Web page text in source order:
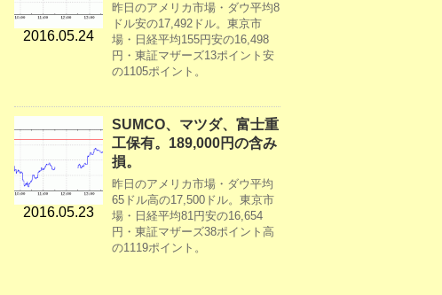
2016.05.24
昨日のアメリカ市場・ダウ平均8
ドル安の17,492ドル。東京市
場・日経平均155円安の16,498
円・東証マザーズ13ポイント安
の1105ポイント。
2016.05.23
SUMCO、マツダ、富士重
工保有。189,000円の含み
損。
昨日のアメリカ市場・ダウ平均
65ドル高の17,500ドル。東京市
場・日経平均81円安の16,654
円・東証マザーズ38ポイント高
の1119ポイント。